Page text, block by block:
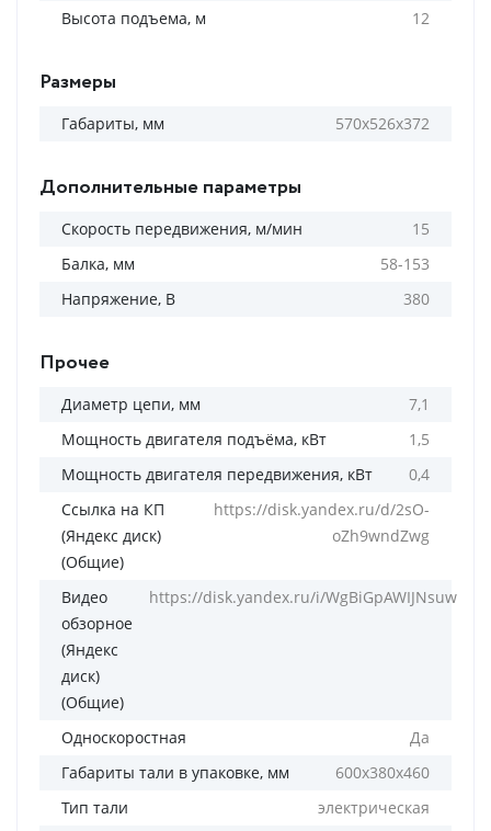
Высота подъема, м
12
Размеры
Габариты, мм 570х526х372
Дополнительные параметры
Скорость передвижения, м/мин
15
Балка, мм
58-153
Напряжение, В
380
Прочее
Диаметр цепи, мм
7,1
Мощность двигателя подъёма, кВт
1,5
Мощность двигателя передвижения, кВт
0,4
Ссылка на КП
(Яндекс диск)
(Общие)
https://disk.yandex.ru/d/2sO-
oZh9wndZwg
Видео
обзорное
(Яндекс
диск)
(Общие)
https://disk.yandex.ru/i/WgBiGpAWIJNsuw
Односкоростная
Да
Габариты тали в упаковке, мм
600х380х460
Тип тали
электрическая